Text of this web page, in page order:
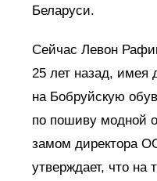
Беларуси.
Сейчас Левон
25 лет назад, имея
на Бобруйскую
по пошиву модной
замом директора
утверждает, что